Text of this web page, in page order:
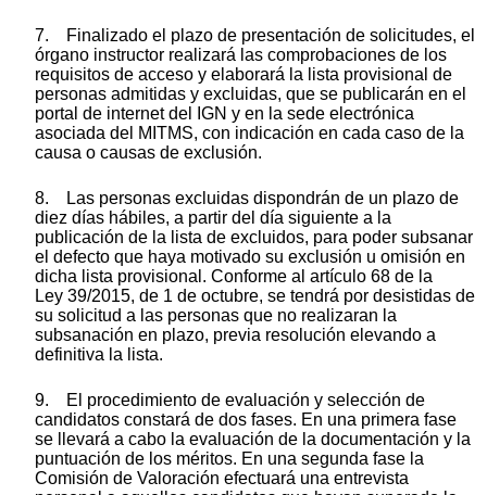
7. Finalizado el plazo de presentación de solicitudes, el
órgano instructor realizará las comprobaciones de los
requisitos de acceso y elaborará la lista provisional de
personas admitidas y excluidas, que se publicarán en el
portal de internet del IGN y en la sede electrónica
asociada del MITMS, con indicación en cada caso de la
causa o causas de exclusión.
8. Las personas excluidas dispondrán de un plazo de
diez días hábiles, a partir del día siguiente a la
publicación de la lista de excluidos, para poder subsanar
el defecto que haya motivado su exclusión u omisión en
dicha lista provisional. Conforme al artículo 68 de la
Ley 39/2015, de 1 de octubre, se tendrá por desistidas de
su solicitud a las personas que no realizaran la
subsanación en plazo, previa resolución elevando a
definitiva la lista.
9. El procedimiento de evaluación y selección de
candidatos constará de dos fases. En una primera fase
se llevará a cabo la evaluación de la documentación y la
puntuación de los méritos. En una segunda fase la
Comisión de Valoración efectuará una entrevista